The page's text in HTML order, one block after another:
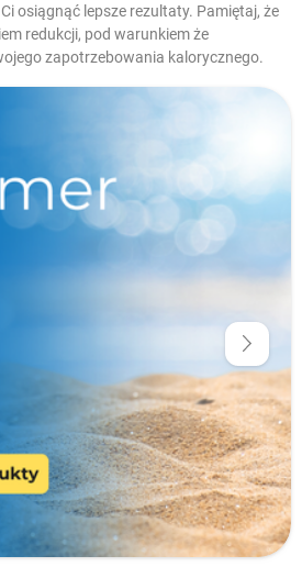
osiągnąć lepsze rezultaty. Pamiętaj, że
redukcji, pod warunkiem że
zapotrzebowania kalorycznego.